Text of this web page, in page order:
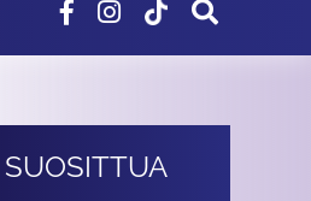
SUOSITTUA